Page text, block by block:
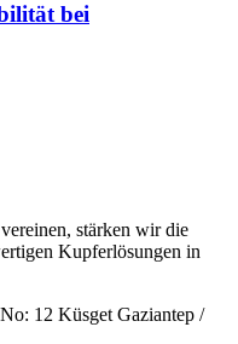
bei
stärken wir die
Kupferlösungen in
12 Küsget Gaziantep /